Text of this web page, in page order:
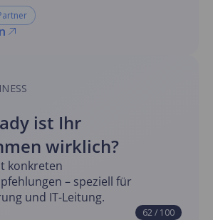
ist Ihr
wirklich?
konkreten
– speziell für
und IT-Leitung.
62 / 100